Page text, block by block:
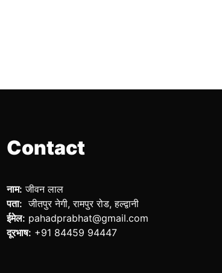
Contact
नाम: जीवन लाल
पता: जीतपुर नेगी, रामपुर रोड, हल्द्वानी
ईमेल: pahadprabhat@gmail.com
दूरभाष: +91 84459 94447